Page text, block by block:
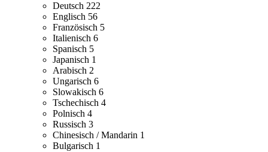
Deutsch 222
Englisch 56
Französisch 5
Italienisch 6
Spanisch 5
Japanisch 1
Arabisch 2
Ungarisch 6
Slowakisch 6
Tschechisch 4
Polnisch 4
Russisch 3
Chinesisch / Mandarin 1
Bulgarisch 1